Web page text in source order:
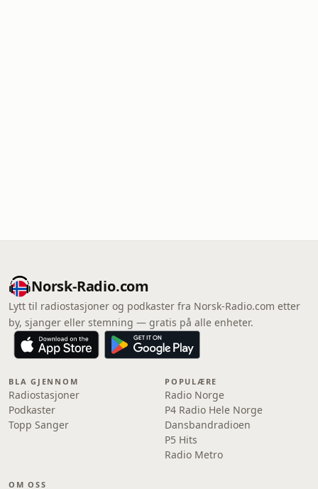
Norsk-Radio.com
Lytt til radiostasjoner og podkaster fra Norsk-Radio.com etter
by, sjanger eller stemning — gratis på alle enheter.
BLA GJENNOM
Radiostasjoner
Podkaster
Topp Sanger
POPULÆRE
Radio Norge
P4 Radio Hele Norge
Dansbandradioen
P5 Hits
Radio Metro
OM OSS